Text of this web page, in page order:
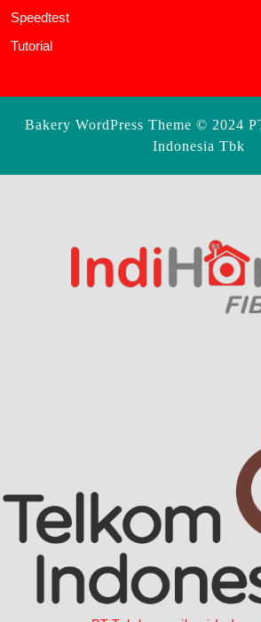
Speedtest
Tutorial
Bakery WordPress Theme © 2024
Indonesia Tbk